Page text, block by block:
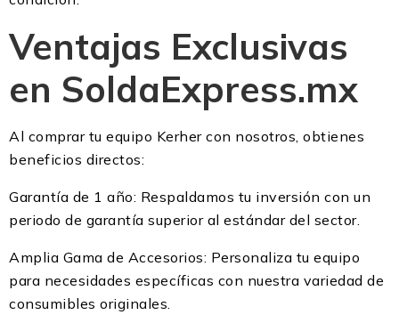
Ventajas Exclusivas
en SoldaExpress.mx
Al comprar tu equipo Kerher con nosotros, obtienes
beneficios directos:
Garantía de 1 año: Respaldamos tu inversión con un
periodo de garantía superior al estándar del sector.
Amplia Gama de Accesorios: Personaliza tu equipo
para necesidades específicas con nuestra variedad de
consumibles originales.